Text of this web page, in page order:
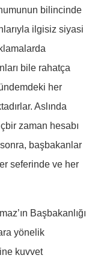
bilincinde
ilgisiz siyasi
bile rahatça
her
Aslında
zaman hesabı
başbakanlar
seferinde ve her
Başbakanlığı
yönelik
kuvvet